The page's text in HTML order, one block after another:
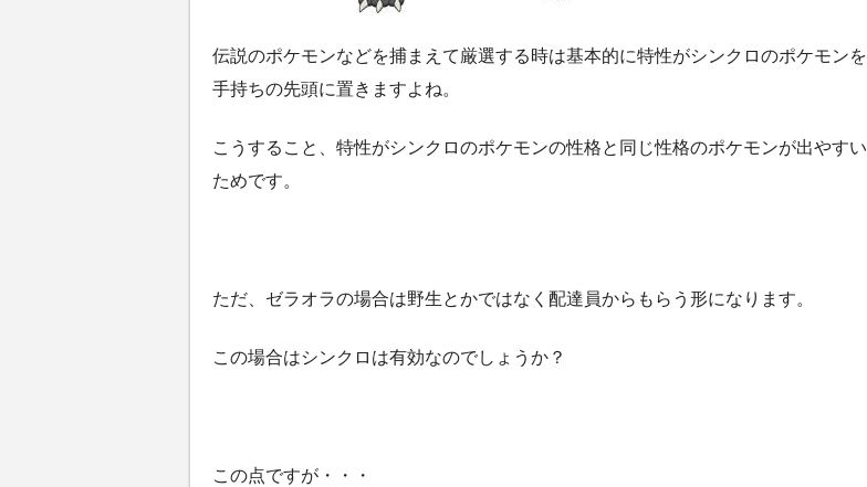
伝説のポケモンなどを捕まえて厳選する時は基本的に特性がシンクロのポケモンを
手持ちの先頭に置きますよね。
こうすること、特性がシンクロのポケモンの性格と同じ性格のポケモンが出やすい
ためです。
ただ、ゼラオラの場合は野生とかではなく配達員からもらう形になります。
この場合はシンクロは有効なのでしょうか？
この点ですが・・・